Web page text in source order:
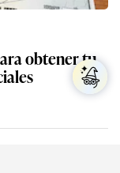
obtener tu